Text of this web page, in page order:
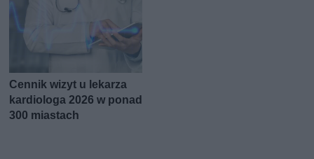
Cennik wizyt u lekarza
kardiologa 2026 w ponad
300 miastach